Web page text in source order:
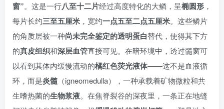
窗”。这是一行八至十二片经过高度特化的大鳞，呈椭圆形 ，
每片长约三至五厘米 ，宽约一点五至二点五厘米。这些鳞片
的角质层被一种尚未完全鉴定的透明蛋白替代，使得其下方
的真皮组织和深层血管直接可见。在暗环境中，透过髓窗可
以看到其体内缓慢流动的橘红色荧光液体——这不是血液循
环，而是炎髓 （igneomedulla），一种承载着矿物微粒和共
生嗜热菌的生物浆液。在焦脊裂谷的深夜里，一条正在地缝